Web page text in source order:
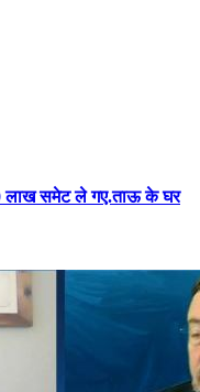
लाख समेट ले गए.ताऊ के घर